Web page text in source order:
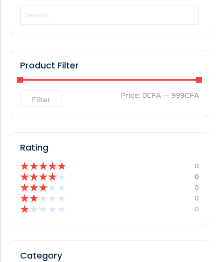
POPULAR THIS WEEK
No Posts Found!
No Posts Found!
Product Filter
Filter Price: 0CFA — 999CFA
Rating
★★★★★ 0
★★★★★ 0
★★★★ ★ 0
★★★ ★ ★ 0
★★ ★ ★ ★ 0
Category